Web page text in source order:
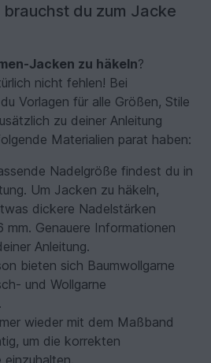
du zum Jacke
Jacken zu häkeln?
nicht fehlen! Bei
Vorlagen für alle Größen, Stile
zu deiner Anleitung
Materialien parat haben:
Nadelgröße findest du in
Um Jacken zu häkeln,
dickere Nadelstärken
mm. Genauere Informationen
Anleitung.
bieten sich Baumwollgarne
und Wollgarne
wieder mit dem Maßband
um die korrekten
einzuhalten.